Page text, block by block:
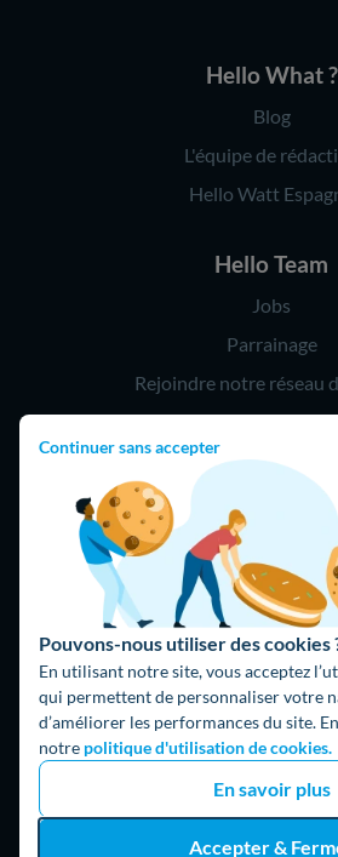
Continuer sans accepter
Pouvons-nous utiliser des cookies
En utilisant notre site, vous acceptez
qui permettent de personnaliser votre
d’améliorer les performances du site.
notre politique d'utilisation de cookies.
En savoir plus
Accepter &
Hello What ?
Blog
L'équipe de
Hello Watt
Hello Team
Jobs
Parrainage
Rejoindre notre réseau
Hello !
09 75 18 60 60
(8h-
75018 Paris
Fait avec ⚡ par Hello
© 2026 Hello Watt |CGU|Mentions